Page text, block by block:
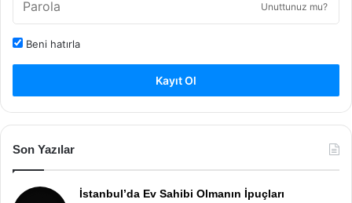
Unuttunuz mu?
Beni hatırla
Kayıt Ol
Son Yazılar
İstanbul’da Ev Sahibi Olmanın İpuçları